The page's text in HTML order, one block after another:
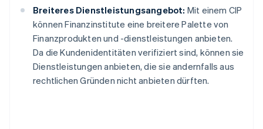
Breiteres Dienstleistungsangebot: Mit einem CIP
können Finanzinstitute eine breitere Palette von
Finanzprodukten und -dienstleistungen anbieten.
Da die Kundenidentitäten verifiziert sind, können sie
Dienstleistungen anbieten, die sie andernfalls aus
rechtlichen Gründen nicht anbieten dürften.